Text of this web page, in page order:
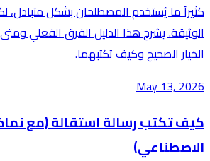
كثيراً ما يُستخدم المصطلحان بشكل متبادل،
الوثيقة. يشرح هذا الدليل الفرق الفعلي
الخيار الصحيح وكيف تكتبهما.
May 13, 2026
كيف تكتب رسالة استقالة (مع
الاصطناعي)